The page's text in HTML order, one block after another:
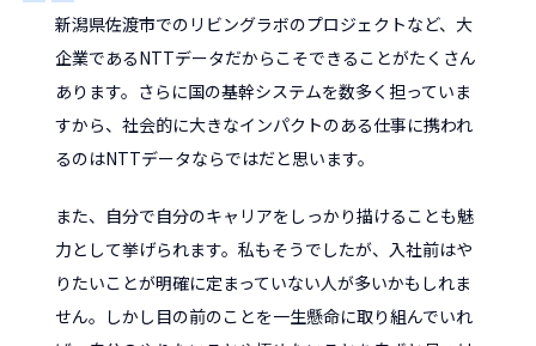
新潟県佐渡市でのリビングラボのプロジェクトなど、大
企業であるNTTデータだからこそできることがたくさん
あります。さらに国の基幹システムを数多く担っていま
すから、社会的に大きなインパクトのある仕事に携われ
るのはNTTデータならではだと思います。
また、自分で自分のキャリアをしっかり描けることも魅
力として挙げられます。私もそうでしたが、入社前はや
りたいことが明確に定まっていない人が多いかもしれま
せん。しかし目の前のことを一生懸命に取り組んでいれ